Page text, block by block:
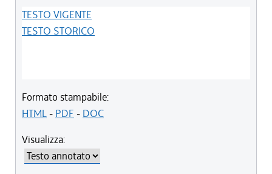
TESTO VIGENTE
TESTO STORICO
Formato stampabile:
HTML- PDF - DOC
Visualizza: